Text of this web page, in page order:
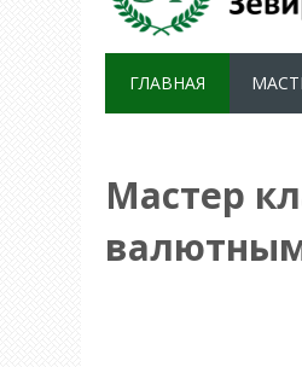
ГЛАВНАЯ
Мастер